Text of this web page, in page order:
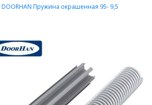
DOORHAN Пружина окрашенная 95- 9,5